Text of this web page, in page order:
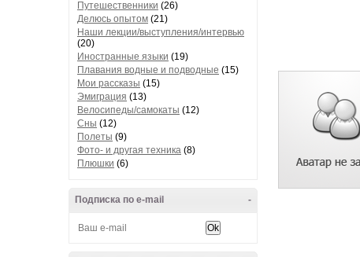
Путешественники (26)
Делюсь опытом (21)
Наши лекции/выступления/интервью
(20)
Иностранные языки (19)
Плавания водные и подводные (15)
Мои рассказы (15)
Эмиграция (13)
Велосипеды/самокаты (12)
Сны (12)
Полеты (9)
Фото- и другая техника (8)
Плюшки (6)
-
Подписка по e-mail